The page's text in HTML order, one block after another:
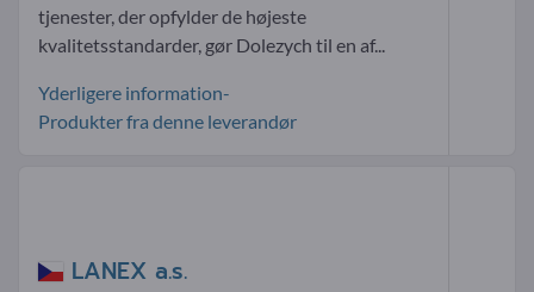
tjenester, der opfylder de højeste
kvalitetsstandarder, gør Dolezych til en af...
Yderligere information-
Produkter fra denne leverandør
LANEX a.s.